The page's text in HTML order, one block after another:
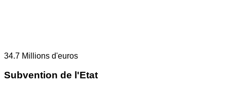
34.7 Millions d'euros
Subvention de l'Etat